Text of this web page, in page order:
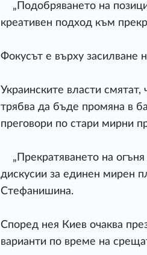
„Подобряването на
креативен подход към
Фокусът е върху засилване
Украинските власти смятат,
трябва да бъде промяна в
преговори по стари мирни
„Прекратяването на
дискусии за единен мирен
Стефанишина.
Според нея Киев очаква
варианти по време на